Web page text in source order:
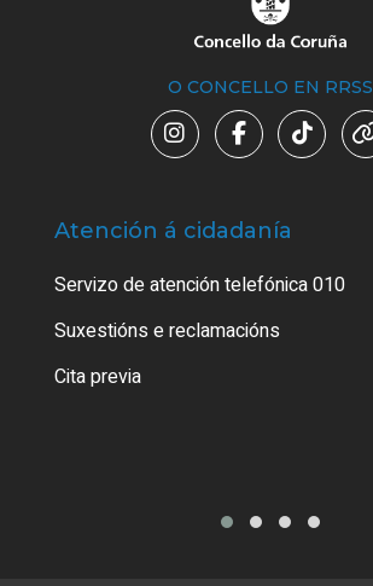
O CONCELLO EN RRSS
Atención á cidadanía
Servizo de atención telefónica 010
Suxestións e reclamacións
Cita previa